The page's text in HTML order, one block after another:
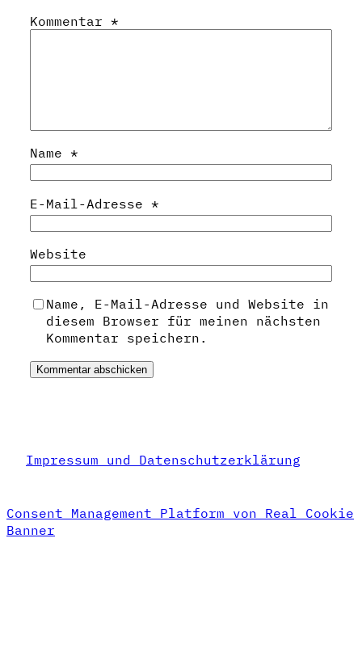
Kommentar *
Name *
E-Mail-Adresse *
Website
Name, E-Mail-Adresse und Website in
diesem Browser für meinen nächsten
Kommentar speichern.
Impressum und Datenschutzerklärung
Consent Management Platform von Real Cookie
Banner